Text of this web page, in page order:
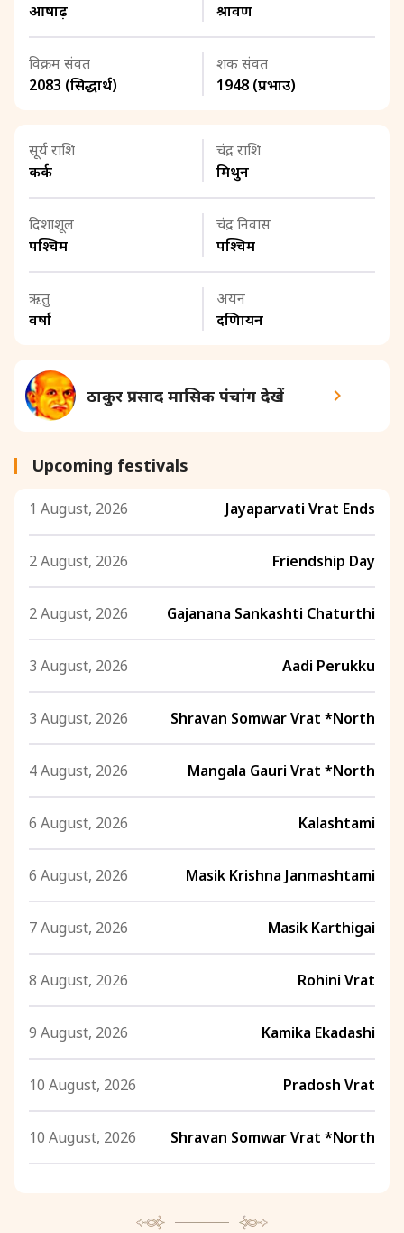
आषाढ़
श्रावण
विक्रम संवत
2083 (सिद्धार्थ)
शक संवत
1948 (प्रभाउ)
सूर्य राशि
कर्क
चंद्र राशि
मिथुन
दिशाशूल
पश्चिम
चंद्र निवास
पश्चिम
ऋतु
वर्षा
अयन
दक्षिणायन
ठाकुर प्रसाद मासिक पंचांग देखें
Upcoming festivals
1 August, 2026 Jayaparvati Vrat Ends
2 August, 2026 Friendship Day
2 August, 2026 Gajanana Sankashti Chaturthi
3 August, 2026 Aadi Perukku
3 August, 2026 Shravan Somwar Vrat *North
4 August, 2026 Mangala Gauri Vrat *North
6 August, 2026 Kalashtami
6 August, 2026 Masik Krishna Janmashtami
7 August, 2026 Masik Karthigai
8 August, 2026 Rohini Vrat
9 August, 2026 Kamika Ekadashi
10 August, 2026 Pradosh Vrat
10 August, 2026 Shravan Somwar Vrat *North